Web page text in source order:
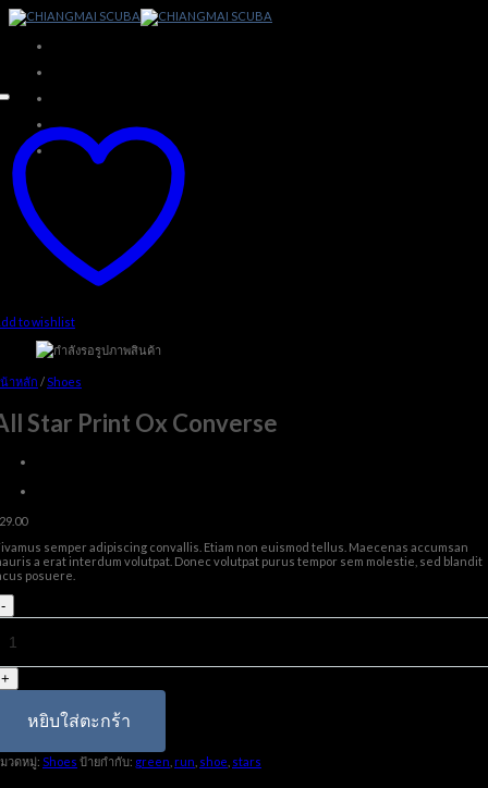
Skip
to
content
to wishlist
าหลัก /Shoes
Star Print Ox Converse
29.00
semper adipiscing convallis. Etiam non euismod tellus. Maecenas accumsan
a erat interdum volutpat. Donec volutpat purus tempor sem molestie, sed blandit
posuere.
All
Star
Print
ชิ้น
หยิบใส่ตะกร้า
วดหมู่: Shoes ป้ายกำกับ: green run shoe stars